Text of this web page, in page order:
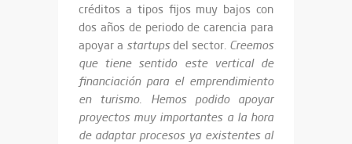
créditos a tipos fijos muy bajos con
dos años de periodo de carencia para
apoyar a startupsdel sector. Creemos
que tiene sentido este vertical de
financiación para el emprendimiento
en turismo. Hemos podido apoyar
proyectos muy importantes a la hora
de adaptar procesos ya existentes al